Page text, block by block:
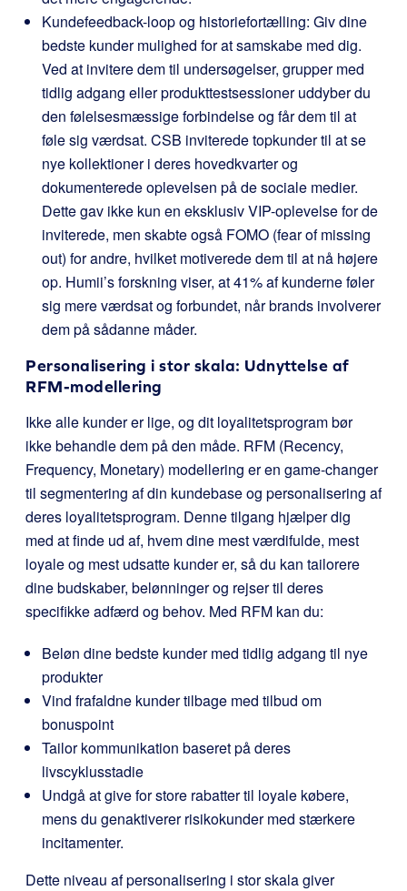
Kundefeedback-loop og historiefortælling: Giv dine
bedste kunder mulighed for at samskabe med dig.
Ved at invitere dem til undersøgelser, grupper med
tidlig adgang eller produkttestsessioner uddyber du
den følelsesmæssige forbindelse og får dem til at
føle sig værdsat. CSB inviterede topkunder til at se
nye kollektioner i deres hovedkvarter og
dokumenterede oplevelsen på de sociale medier.
Dette gav ikke kun en eksklusiv VIP-oplevelse for de
inviterede, men skabte også FOMO (fear of missing
out) for andre, hvilket motiverede dem til at nå højere
op. Humii’s forskning viser, at 41% af kunderne føler
sig mere værdsat og forbundet, når brands involverer
dem på sådanne måder.
Personalisering i stor skala: Udnyttelse af
RFM-modellering
Ikke alle kunder er lige, og dit loyalitetsprogram bør
ikke behandle dem på den måde. RFM (Recency,
Frequency, Monetary) modellering er en game-changer
til segmentering af din kundebase og personalisering af
deres loyalitetsprogram. Denne tilgang hjælper dig
med at finde ud af, hvem dine mest værdifulde, mest
loyale og mest udsatte kunder er, så du kan tailorere
dine budskaber, belønninger og rejser til deres
specifikke adfærd og behov. Med RFM kan du:
Beløn dine bedste kunder med tidlig adgang til nye
produkter
Vind frafaldne kunder tilbage med tilbud om
bonuspoint
Tailor kommunikation baseret på deres
livscyklusstadie
Undgå at give for store rabatter til loyale købere,
mens du genaktiverer risikokunder med stærkere
incitamenter.
Dette niveau af personalisering i stor skala giver